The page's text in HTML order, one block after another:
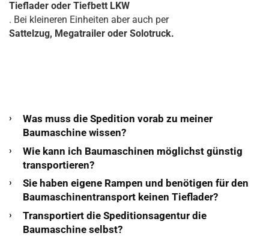
Tieflader oder Tiefbett LKW
. Bei kleineren Einheiten aber auch per
Sattelzug, Megatrailer oder Solotruck.
Was muss die Spedition vorab zu meiner
Baumaschine wissen?
Wie kann ich Baumaschinen möglichst günstig
transportieren?
Sie haben eigene Rampen und benötigen für den
Baumaschinentransport keinen Tieflader?
Transportiert die Speditionsagentur die
Baumaschine selbst?